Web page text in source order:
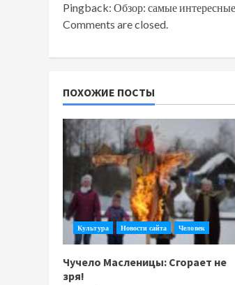
Pingback: Обзор: самые
Comments are closed.
ПОХОЖИЕ ПОСТЫ
Культура Новости сайта Человек
Чучело Масленицы: Сгорает не
зря!